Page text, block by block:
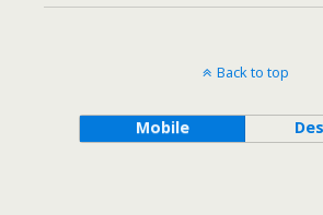
Back to top
Mobile